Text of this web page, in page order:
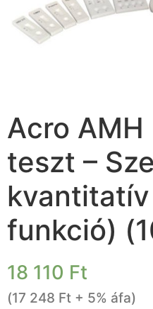
Acro AMH
teszt –
funkció)
18 110 Ft
(17 248 Ft + 5% áfa)